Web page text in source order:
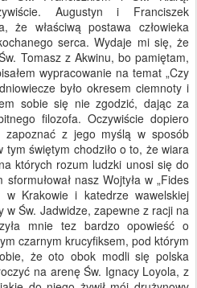
Augustyn i Franciszek
że właściwą postawa człowieka
serca. Wydaje mi się, że
Tomasz z Akwinu, bo pamiętam,
wypracowanie na temat „Czy
było okresem ciemnoty i
sobie się nie zgodzić, dając za
filozofa. Oczywiście dopiero
zapoznać z jego myślą w sposób
tym świętym chodziło o to, że wiara
których rozum ludzki unosi się do
nasz Wojtyła w „Fides
Krakowie i katedrze wawelskiej
w Św. Jadwidze, zapewne z racji na
mnie tez bardzo opowieść o
czarnym krucyfiksem, pod którym
że oto obok modli się polska
na arenę Św. Ignacy Loyola, z